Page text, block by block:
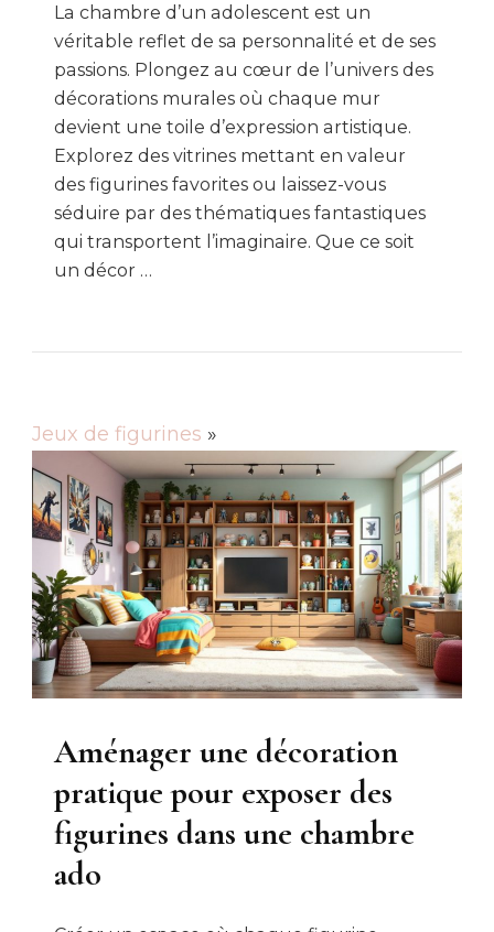
La chambre d’un adolescent est un
véritable reflet de sa personnalité et de ses
passions. Plongez au cœur de l’univers des
décorations murales où chaque mur
devient une toile d’expression artistique.
Explorez des vitrines mettant en valeur
des figurines favorites ou laissez-vous
séduire par des thématiques fantastiques
qui transportent l’imaginaire. Que ce soit
un décor …
Jeux de figurines »
Aménager une décoration
pratique pour exposer des
figurines dans une chambre
ado